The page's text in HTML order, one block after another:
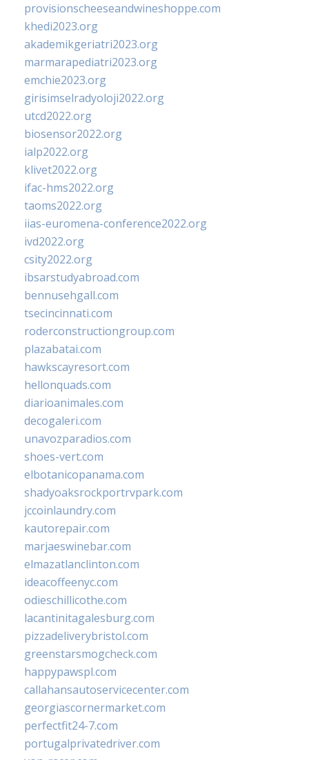
provisionscheeseandwineshoppe.com
khedi2023.org
akademikgeriatri2023.org
marmarapediatri2023.org
emchie2023.org
girisimselradyoloji2022.org
utcd2022.org
biosensor2022.org
ialp2022.org
klivet2022.org
ifac-hms2022.org
taoms2022.org
iias-euromena-conference2022.org
ivd2022.org
csity2022.org
ibsarstudyabroad.com
bennusehgall.com
tsecincinnati.com
roderconstructiongroup.com
plazabatai.com
hawkscayresort.com
hellonquads.com
diarioanimales.com
decogaleri.com
unavozparadios.com
shoes-vert.com
elbotanicopanama.com
shadyoaksrockportrvpark.com
jccoinlaundry.com
kautorepair.com
marjaeswinebar.com
elmazatlanclinton.com
ideacoffeenyc.com
odieschillicothe.com
lacantinitagalesburg.com
pizzadeliverybristol.com
greenstarsmogcheck.com
happypawspl.com
callahansautoservicecenter.com
georgiascornermarket.com
perfectfit24-7.com
portugalprivatedriver.com